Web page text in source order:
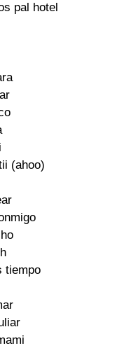
pal hotel
(ahoo)
tiempo